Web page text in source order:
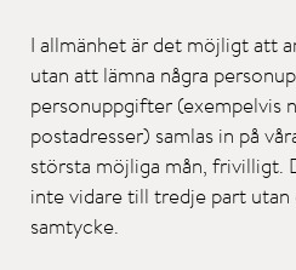
I allmänhet är det möjligt att
utan att lämna några
personuppgifter (exempelvis
postadresser) samlas in på
största möjliga mån, frivilligt.
inte vidare till tredje part
samtycke.